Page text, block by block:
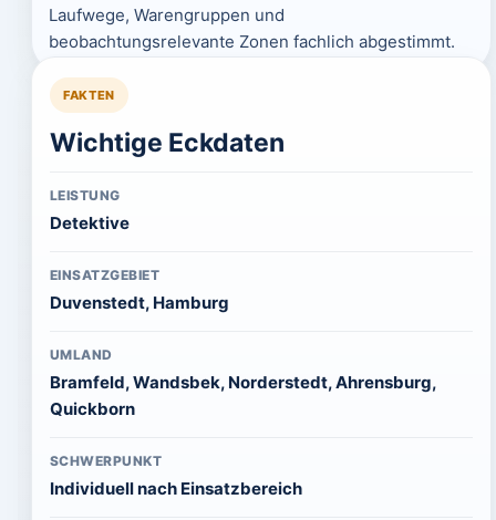
Laufwege, Warengruppen und
beobachtungsrelevante Zonen fachlich abgestimmt.
FAKTEN
Wichtige Eckdaten
LEISTUNG
Detektive
EINSATZGEBIET
Duvenstedt, Hamburg
UMLAND
Bramfeld, Wandsbek, Norderstedt, Ahrensburg,
Quickborn
SCHWERPUNKT
Individuell nach Einsatzbereich